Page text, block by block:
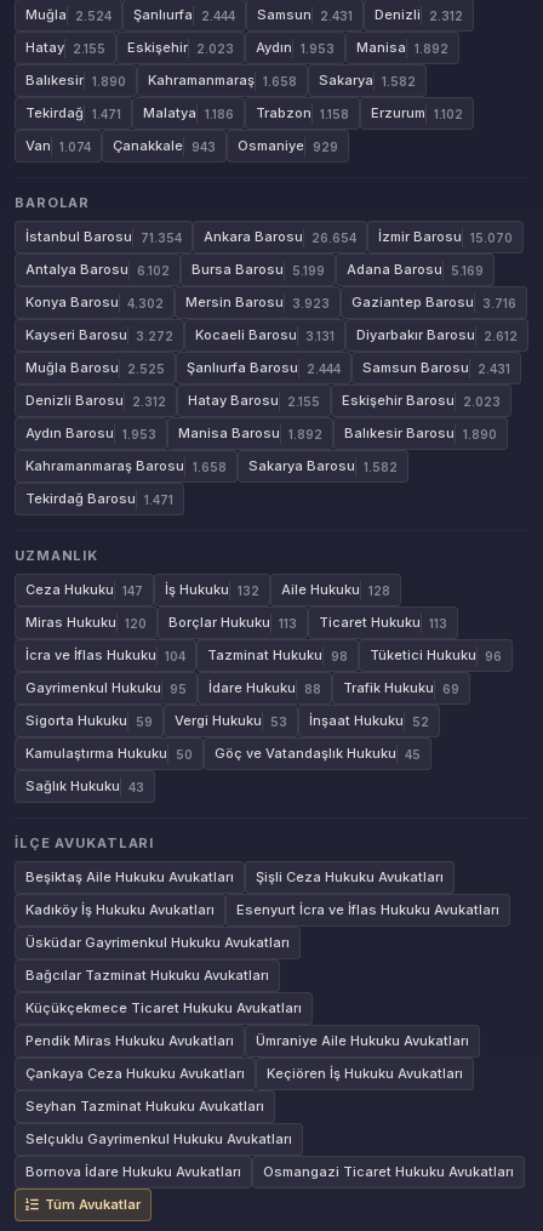
Muğla 2.524 Şanlıurfa 2.444 Samsun 2.431 Denizli 2.312
Hatay 2.155 Eskişehir 2.023 Aydın 1.953 Manisa 1.892
Balıkesir 1.890 Kahramanmaraş 1.658 Sakarya 1.582
Tekirdağ 1.471 Malatya 1.186 Trabzon 1.158 Erzurum 1.102
Van 1.074 Çanakkale 943 Osmaniye 929
BAROLAR
İstanbul Barosu
71.354 Ankara Barosu 26.654 İzmir Barosu 15.070
Antalya Barosu 6.102 Bursa Barosu 5.199 Adana Barosu 5.169
Konya Barosu 4.302 Mersin Barosu 3.923 Gaziantep Barosu 3.716
Kayseri Barosu 3.272 Kocaeli Barosu 3.131 Diyarbakır Barosu 2.612
Muğla Barosu 2.525 Şanlıurfa Barosu 2.444 Samsun Barosu 2.431
Denizli Barosu 2.312 Hatay Barosu 2.155 Eskişehir Barosu 2.023
Aydın Barosu 1.953 Manisa Barosu 1.892 Balıkesir Barosu 1.890
Kahramanmaraş Barosu 1.658 Sakarya Barosu 1.582
Tekirdağ Barosu 1.471
UZMANLIK
Ceza Hukuku
147 İş Hukuku 132 Aile Hukuku 128
Miras Hukuku 120 Borçlar Hukuku 113 Ticaret Hukuku 113
İcra ve İflas Hukuku 104 Tazminat Hukuku 98 Tüketici Hukuku 96
Gayrimenkul Hukuku 95 İdare Hukuku 88 Trafik Hukuku 69
Sigorta Hukuku 59 Vergi Hukuku 53 İnşaat Hukuku 52
Kamulaştırma Hukuku 50 Göç ve Vatandaşlık Hukuku 45
Sağlık Hukuku 43
İLÇE AVUKATLARI
Beşiktaş Aile Hukuku Avukatları
Şişli Ceza Hukuku Avukatları
Kadıköy İş Hukuku Avukatları
Esenyurt İcra ve İflas Hukuku Avukatları
Üsküdar Gayrimenkul Hukuku Avukatları
Bağcılar Tazminat Hukuku Avukatları
Küçükçekmece Ticaret Hukuku Avukatları
Pendik Miras Hukuku Avukatları
Ümraniye Aile Hukuku Avukatları
Çankaya Ceza Hukuku Avukatları
Keçiören İş Hukuku Avukatları
Seyhan Tazminat Hukuku Avukatları
Selçuklu Gayrimenkul Hukuku Avukatları
Bornova İdare Hukuku Avukatları
Osmangazi Ticaret Hukuku Avukatları
Tüm Avukatlar